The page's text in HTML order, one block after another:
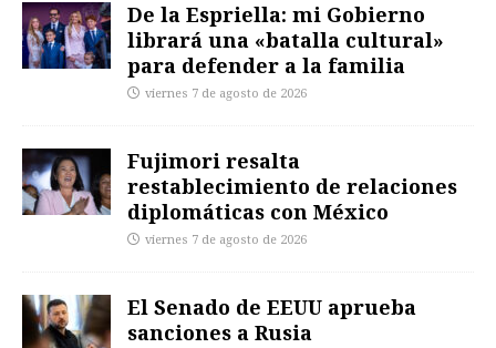
De la Espriella: mi Gobierno
librará una «batalla cultural»
para defender a la familia
viernes 7 de agosto de 2026
Fujimori resalta
restablecimiento de relaciones
diplomáticas con México
viernes 7 de agosto de 2026
El Senado de EEUU aprueba
sanciones a Rusia